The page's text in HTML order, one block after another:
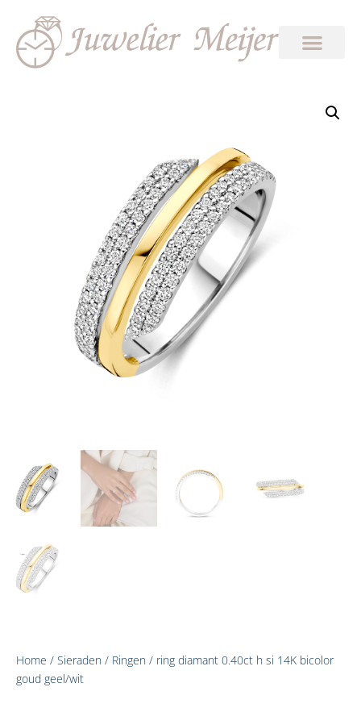
Home / Sieraden / Ringen / ring diamant 0.40ct h si 14K bicolor
goud geel/wit